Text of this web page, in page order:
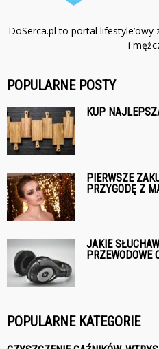
DoSerca.pl to portal
i
POPULARNE POSTY
KUP
PIERWSZE
PRZYGODĘ Z
JAKIE
PRZEWODOWE
POPULARNE KATEGORIE